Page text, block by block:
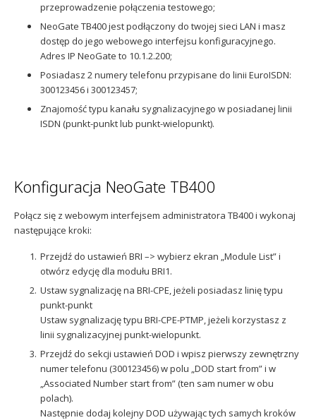
przeprowadzenie połączenia testowego;
NeoGate TB400 jest podłączony do twojej sieci LAN i masz
dostęp do jego webowego interfejsu konfiguracyjnego.
Adres IP NeoGate to 10.1.2.200;
Posiadasz 2 numery telefonu przypisane do linii EuroISDN:
300123456 i 300123457;
Znajomość typu kanału sygnalizacyjnego w posiadanej linii
ISDN (punkt-punkt lub punkt-wielopunkt).
Konfiguracja NeoGate TB400
Połącz się z webowym interfejsem administratora TB400 i wykonaj
następujące kroki:
Przejdź do ustawień BRI –> wybierz ekran „Module List” i
otwórz edycję dla modułu BRI1.
Ustaw sygnalizację na BRI-CPE, jeżeli posiadasz linię typu
punkt-punkt
Ustaw sygnalizację typu BRI-CPE-PTMP, jeżeli korzystasz z
linii sygnalizacyjnej punkt-wielopunkt.
Przejdź do sekcji ustawień DOD i wpisz pierwszy zewnętrzny
numer telefonu (300123456) w polu „DOD start from” i w
„Associated Number start from” (ten sam numer w obu
polach).
Następnie dodaj kolejny DOD używając tych samych kroków